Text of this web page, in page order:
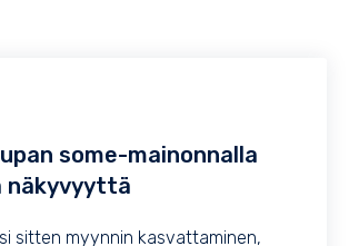
some-mainonnalla
näkyvyyttä
sitten myynnin kasvattaminen,